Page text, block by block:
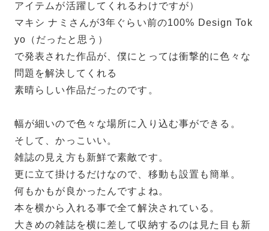
アイテムが活躍してくれるわけですが）
マキシ ナミさんが3年ぐらい前の100% Design Tok
yo（だったと思う）
で発表された作品が、僕にとっては衝撃的に色々な
問題を解決してくれる
素晴らしい作品だったのです。
幅が細いので色々な場所に入り込む事ができる。
そして、かっこいい。
雑誌の見え方も新鮮で素敵です。
更に立て掛けるだけなので、移動も設置も簡単。
何もかもが良かったんですよね。
本を横から入れる事で全て解決されている。
大きめの雑誌を横に差して収納するのは見た目も新